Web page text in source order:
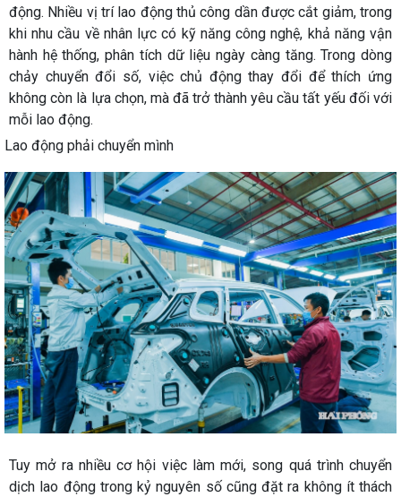
động. Nhiều vị trí lao động thủ công dần được cắt giảm, trong
khi nhu cầu về nhân lực có kỹ năng công nghệ, khả năng vận
hành hệ thống, phân tích dữ liệu ngày càng tăng. Trong dòng
chảy chuyển đổi số, việc chủ động thay đổi để thích ứng
không còn là lựa chọn, mà đã trở thành yêu cầu tất yếu đối với
mỗi lao động.
Lao động phải chuyển mình
Tuy mở ra nhiều cơ hội việc làm mới, song quá trình chuyển
dịch lao động trong kỷ nguyên số cũng đặt ra không ít thách